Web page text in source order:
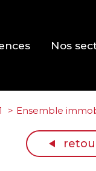
Nos
La Roche-
Ensemble